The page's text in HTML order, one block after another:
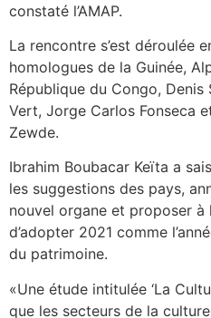
constaté l’AMAP.
La rencontre s’est déroulée
homologues de la Guinée,
République du Congo,
Vert, Jorge Carlos Fonseca
Zewde.
Ibrahim Boubacar Keïta a
les suggestions des pays,
nouvel organe et proposer à
d’adopter 2021 comme
du patrimoine.
«Une étude intitulée ‘La
que les secteurs de la